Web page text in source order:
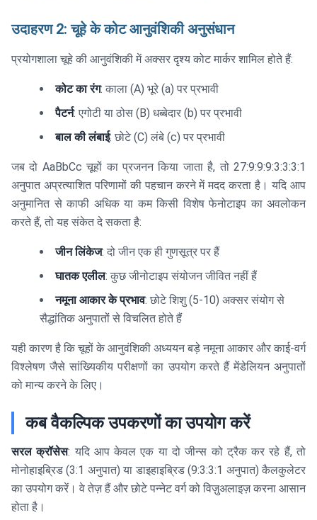
उदाहरण 2: चूहे के कोट आनुवंशिकी अनुसंधान
प्रयोगशाला चूहे की आनुवंशिकी में अक्सर दृश्य कोट मार्कर शामिल होते हैं:
कोट का रंग: काला (A) भूरे (a) पर प्रभावी
पैटर्न: एगोटी या ठोस (B) धब्बेदार (b) पर प्रभावी
बाल की लंबाई: छोटे (C) लंबे (c) पर प्रभावी
जब दो AaBbCc चूहों का प्रजनन किया जाता है, तो 27:9:9:9:3:3:3:1
अनुपात अप्रत्याशित परिणामों की पहचान करने में मदद करता है। यदि आप
अनुमानित से काफी अधिक या कम किसी विशेष फेनोटाइप का अवलोकन
करते हैं, तो यह संकेत दे सकता है:
जीन लिंकेज: दो जीन एक ही गुणसूत्र पर हैं
घातक एलील: कुछ जीनोटाइप संयोजन जीवित नहीं हैं
नमूना आकार के प्रभाव: छोटे शिशु (5-10) अक्सर संयोग से
सैद्धांतिक अनुपातों से विचलित होते हैं
यही कारण है कि चूहों के आनुवंशिकी अध्ययन बड़े नमूना आकार और काई-वर्ग
विश्लेषण जैसे सांख्यिकीय परीक्षणों का उपयोग करते हैं मेंडेलियन अनुपातों
को मान्य करने के लिए।
कब वैकल्पिक उपकरणों का उपयोग करें
सरल क्रॉसेस: यदि आप केवल एक या दो जीन्स को ट्रैक कर रहे हैं, तो
मोनोहाइब्रिड (3:1 अनुपात) या डाइहाइब्रिड (9:3:3:1 अनुपात) कैलकुलेटर
का उपयोग करें। वे तेज़ हैं और छोटे पन्नेट वर्ग को विज़ुअलाइज़ करना आसान
होता है।